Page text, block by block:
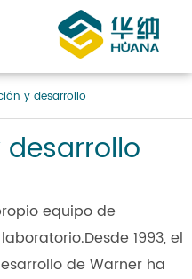
y desarrollo
equipo de
1993, el
de Warner ha